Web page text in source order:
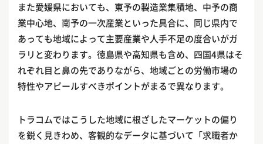
また愛媛県においても、東予の製造業集積地、中予の商
業中心地、南予の一次産業といった具合に、同じ県内で
あっても地域によって主要産業や人手不足の度合いがガ
ラリと変わります。徳島県や高知県も含め、四国4県はそ
れぞれ目と鼻の先でありながら、地域ごとの労働市場の
特性やアピールすべきポイントがまるで異なります。
トラコムではこうした地域に根ざしたマーケットの偏り
を鋭く見きわめ、客観的なデータに基づいて「求職者か